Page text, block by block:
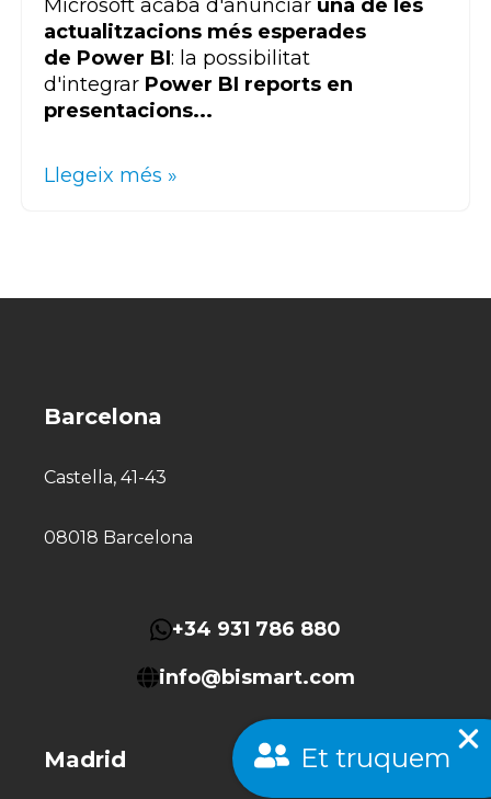
Microsoft acaba d'anunciar una de les
actualitzacions més esperades
de Power BI: la possibilitat
d'integrar Power BI reports en
presentacions...
Llegeix més »
Et truquem
Barcelona
Castella, 41-43
08018 Barcelona
+34 931 786 880
info@bismart.com
Madrid